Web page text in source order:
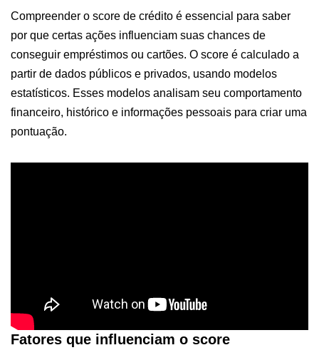
Compreender o score de crédito é essencial para saber
por que certas ações influenciam suas chances de
conseguir empréstimos ou cartões. O score é calculado a
partir de dados públicos e privados, usando modelos
estatísticos. Esses modelos analisam seu comportamento
financeiro, histórico e informações pessoais para criar uma
pontuação.
Fatores que influenciam o score